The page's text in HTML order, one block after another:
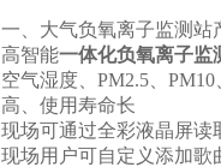
一、大气负氧离子监测站
高智能一体化负氧离子监
空气湿度、PM2.5、
高、使用寿命长
现场可通过全彩液晶屏读
现场用户可自定义添加歌